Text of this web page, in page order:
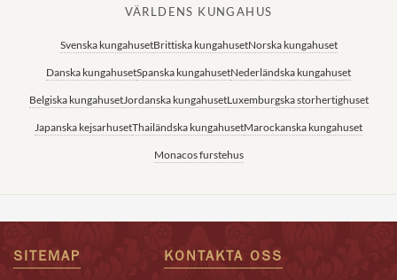
VÄRLDENS KUNGAHUS
Svenska kungahusetBrittiska kungahusetNorska kungahuset
Danska kungahusetSpanska kungahusetNederländska kungahuset
Belgiska kungahusetJordanska kungahusetLuxemburgska storhertighuset
Japanska kejsarhusetThailändska kungahusetMarockanska kungahuset
Monacos furstehus
SITEMAP KONTAKTA OSS